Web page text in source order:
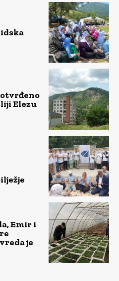
Elezu
Emir i
je